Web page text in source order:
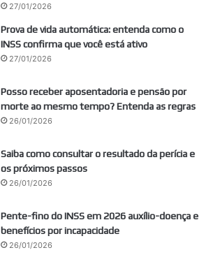
27/01/2026
Prova de vida automática: entenda como o
INSS confirma que você está ativo
27/01/2026
Posso receber aposentadoria e pensão por
morte ao mesmo tempo? Entenda as regras
26/01/2026
Saiba como consultar o resultado da perícia e
os próximos passos
26/01/2026
Pente-fino do INSS em 2026 auxílio-doença e
benefícios por incapacidade
26/01/2026